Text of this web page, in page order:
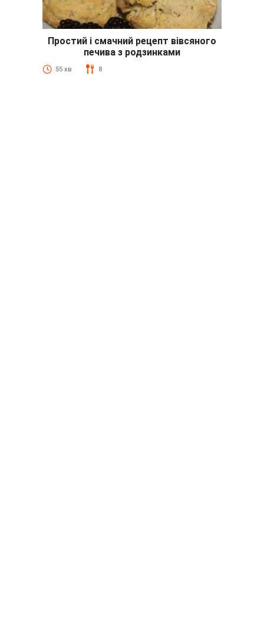
Простий і смачний рецепт вівсяного
печива з родзинками
55 хв 8